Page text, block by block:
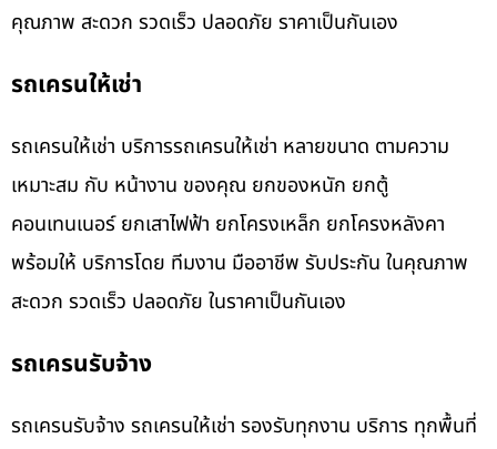
คุณภาพ สะดวก รวดเร็ว ปลอดภัย ราคาเป็นกันเอง
รถเครนให้เช่า
รถเครนให้เช่า บริการรถเครนให้เช่า หลายขนาด ตามความ
เหมาะสม กับ หน้างาน ของคุณ ยกของหนัก ยกตู้
คอนเทนเนอร์ ยกเสาไฟฟ้า ยกโครงเหล็ก ยกโครงหลังคา
พร้อมให้ บริการโดย ทีมงาน มืออาชีพ รับประกัน ในคุณภาพ
สะดวก รวดเร็ว ปลอดภัย ในราคาเป็นกันเอง
รถเครนรับจ้าง
รถเครนรับจ้าง รถเครนให้เช่า รองรับทุกงาน บริการ ทุกพื้นที่